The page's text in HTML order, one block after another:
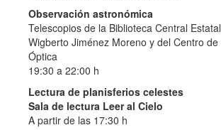
Observación astronómica
Telescopios de la Biblioteca Central
Wigberto Jiménez Moreno y del Centro
Óptica
19:30 a 22:00 h
Lectura de planisferios celestes
Sala de lectura Leer al Cielo
A partir de las 17:30 h